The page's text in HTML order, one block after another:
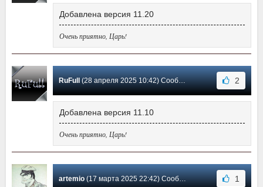
Добавлена версия 11.20
Очень приятно, Царь!
RuFull(28 апреля 2025 10:42) Сообщение #40 2
Добавлена версия 11.10
Очень приятно, Царь!
artemio(17 марта 2025 22:42) Сообщение #39 1